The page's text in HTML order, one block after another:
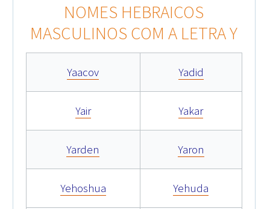
NOMES HEBRAICOS
MASCULINOS COM A LETRA Y
Yaacov Yadid
Yair Yakar
Yarden Yaron
Yehoshua Yehuda